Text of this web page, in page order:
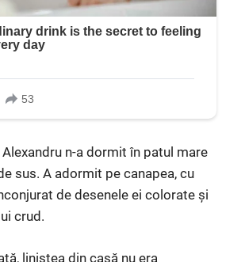
n-a dormit în patul mare
sus. A adormit pe canapea, cu
de desenele ei colorate și
crud.
liniștea din casă nu era